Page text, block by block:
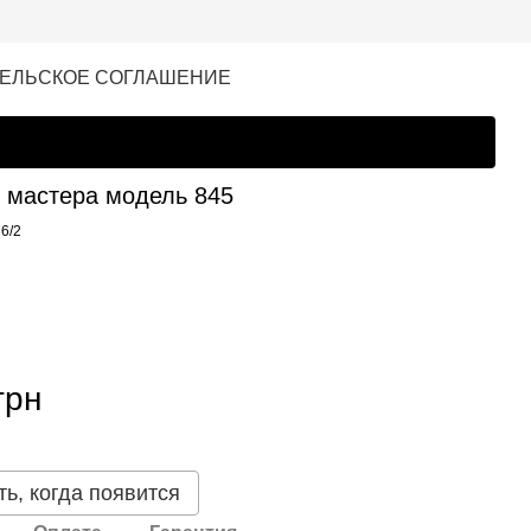
СОГЛАШЕНИЕ
модель 845
2
когда появится